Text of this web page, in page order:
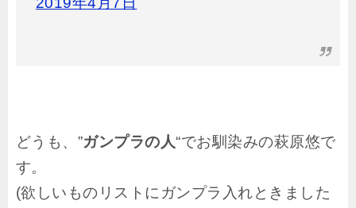
どうも、”ガンプラの人“でお馴染みの萩原悠で
す。
(欲しいものリストにガンプラ入れときました